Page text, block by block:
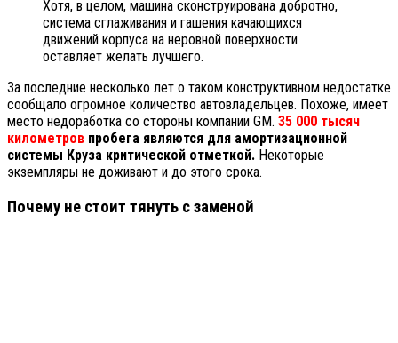
Хотя, в целом, машина сконструирована добротно,
система сглаживания и гашения качающихся
движений корпуса на неровной поверхности
оставляет желать лучшего.
За последние несколько лет о таком конструктивном недостатке
сообщало огромное количество автовладельцев. Похоже, имеет
место недоработка со стороны компании GM. 35 000 тысяч
километров пробега являются для амортизационной
системы Круза критической отметкой. Некоторые
экземпляры не доживают и до этого срока.
Почему не стоит тянуть с заменой